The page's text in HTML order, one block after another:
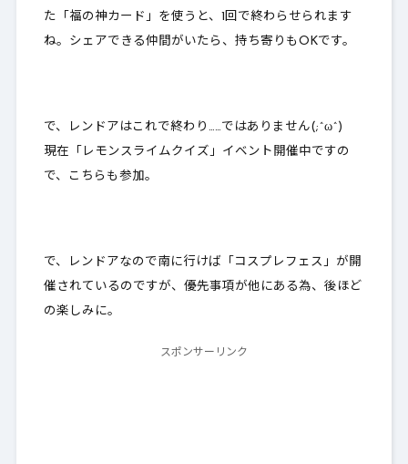
た「福の神カード」を使うと、1回で終わらせられます
ね。シェアできる仲間がいたら、持ち寄りもOKです。
で、レンドアはこれで終わり……ではありません(;^ω^)
現在「レモンスライムクイズ」イベント開催中ですの
で、こちらも参加。
で、レンドアなので南に行けば「コスプレフェス」が開
催されているのですが、優先事項が他にある為、後ほど
の楽しみに。
スポンサーリンク